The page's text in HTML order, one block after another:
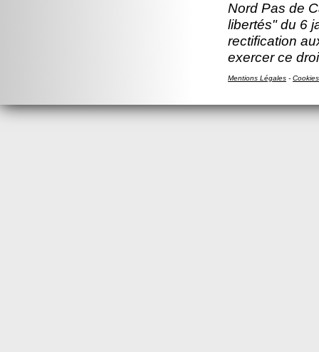
Nord Pas de
libertés" du 6
rectification
exercer ce
Mentions Légales - Cookies